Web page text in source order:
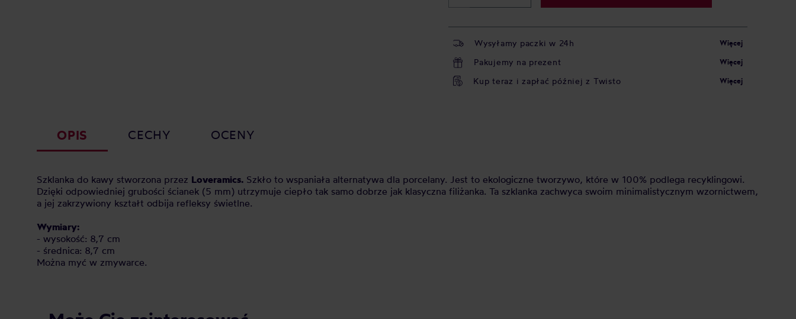
Wysyłamy paczki w 24h Więcej
Pakujemy na prezent Więcej
Kup teraz i zapłać później z Twisto Więcej
OPIS CECHY OCENY
Szklanka do kawy stworzona przez Loveramics. Szkło to wspaniała alternatywa dla porcelany. Jest to ekologiczne tworzywo, które w 100% podlega recyklingowi.
Dzięki odpowiedniej grubości ścianek (5 mm) utrzymuje ciepło tak samo dobrze jak klasyczna filiżanka. Ta szklanka zachwyca swoim minimalistycznym wzornictwem,
a jej zakrzywiony kształt odbija refleksy świetlne.
Wymiary:
- wysokość: 8,7 cm
- średnica: 8,7 cm
Można myć w zmywarce.